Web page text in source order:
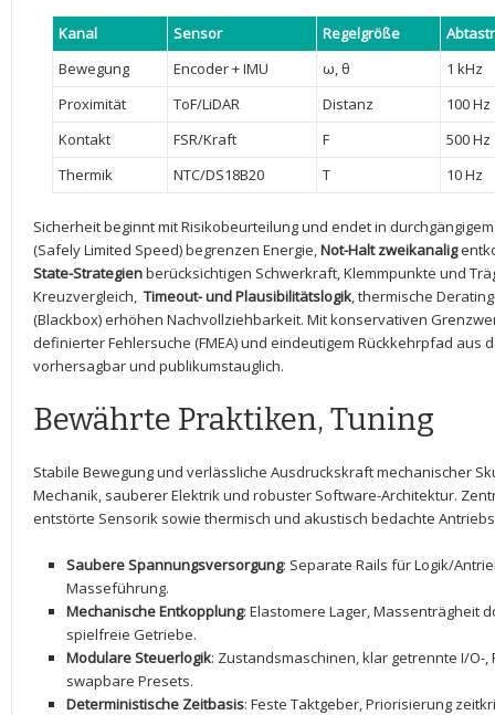
Kanal Sensor Regelgröße
Bewegung
Encoder +‌ IMU ω, ⁣θ
1 kHz
Proximität
ToF/LiDAR Distanz
100 Hz
Kontakt
FSR/Kraft F
500 Hz
Thermik
NTC/DS18B20 T 10 Hz
Sicherheit beginnt mit Risikobeurteilung und endet in
(Safely Limited Speed) begrenzen Energie,Not-Halt zweikanalig
State-Strategienberücksichtigen Schwerkraft, Klemmpunkte und
Kreuzvergleich, ⁢ Timeout- und Plausibilitätslogik, ⁤thermische
(Blackbox) erhöhen Nachvollziehbarkeit. Mit konservativen
definierter Fehlersuche (FMEA) und eindeutigem Rückkehrpfad aus
⁤vorhersagbar und publikumstauglich.
Bewährte Praktiken, ‌Tuning
Stabile ⁤Bewegung und verlässliche Ausdruckskraft mechanischer
Mechanik, sauberer Elektrik und robuster Software-Architektur.
entstörte Sensorik sowie thermisch und akustisch ‌bedachte
Saubere⁤ Spannungsversorgung: Separate Rails für Logik/
Masseführung.
Mechanische Entkopplung: ⁣Elastomere Lager, Massenträgheit
⁣spielfreie Getriebe.
Modulare Steuerlogik:⁢ Zustandsmaschinen, klar⁣ getrennte I/O-
swapbare Presets.
Deterministische Zeitbasis: Feste Taktgeber, Priorisierung